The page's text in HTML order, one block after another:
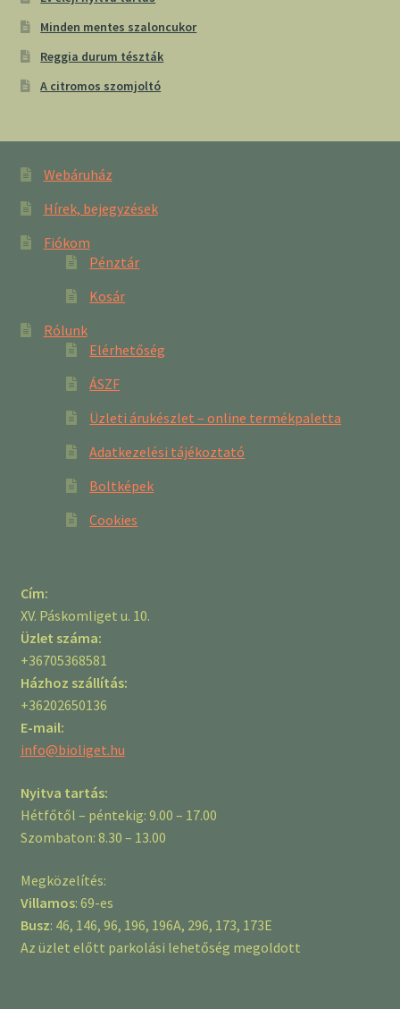
Minden mentes szaloncukor
Reggia durum tészták
A citromos szomjoltó
Webáruház
Hírek, bejegyzések
Fiókom
Pénztár
Kosár
Rólunk
Elérhetőség
ÁSZF
Üzleti árukészlet – online termékpaletta
Adatkezelési tájékoztató
Boltképek
Cookies
Cím:
XV. Páskomliget u. 10.
Üzlet száma:
+36705368581
Házhoz szállítás:
+36202650136
E-mail:
info@bioliget.hu
Nyitva tartás:
Hétfőtől – péntekig: 9.00 – 17.00
Szombaton: 8.30 – 13.00
Megközelítés:
Villamos: 69-es
Busz: 46, 146, 96, 196, 196A, 296, 173, 173E
Az üzlet előtt parkolási lehetőség megoldott